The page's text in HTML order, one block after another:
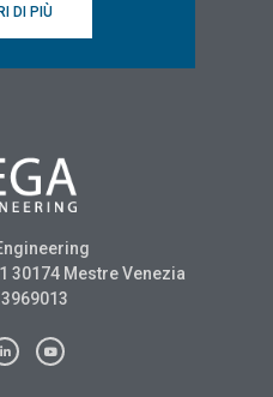
DI PIÙ
30174 Mestre Venezia